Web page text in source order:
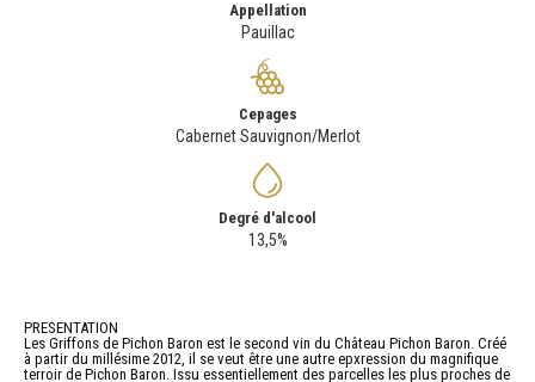
Appellation
Pauillac
Cepages
Cabernet Sauvignon/Merlot
Degré d'alcool
13,5%
PRESENTATION
Les Griffons de Pichon Baron est le second vin du Château Pichon Baron. Créé
à partir du millésime 2012, il se veut être une autre epxression du magnifique
terroir de Pichon Baron. Issu essentiellement des parcelles les plus proches de